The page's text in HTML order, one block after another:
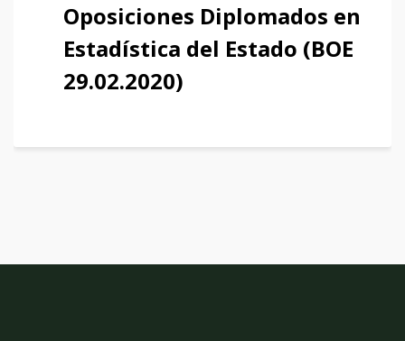
Oposiciones Diplomados en
Estadística del Estado (BOE
29.02.2020)